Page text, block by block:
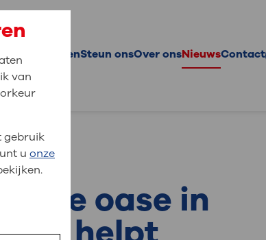
ProjectenSteun ons
Periodieke schenking
Word bedrijfsvriend
Over ons
Onze ambassadeurs
NieuwsContact
zoek?oase in
van
gebruik
u onze